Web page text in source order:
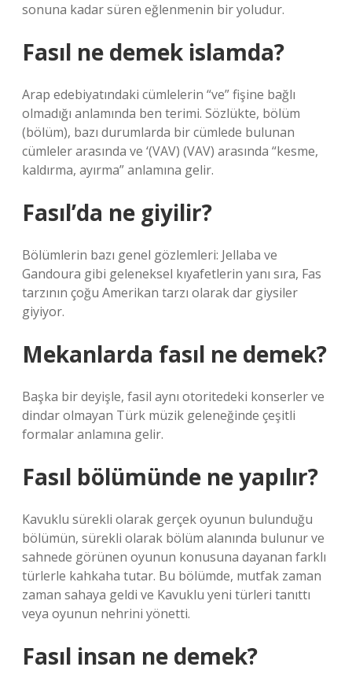
sonuna kadar süren eğlenmenin bir yoludur.
Fasıl ne demek islamda?
Arap edebiyatındaki cümlelerin “ve” fişine bağlı
olmadığı anlamında ben terimi. Sözlükte, bölüm
(bölüm), bazı durumlarda bir cümlede bulunan
cümleler arasında ve ‘(VAV) (VAV) arasında “kesme,
kaldırma, ayırma” anlamına gelir.
Fasıl’da ne giyilir?
Bölümlerin bazı genel gözlemleri: Jellaba ve
Gandoura gibi geleneksel kıyafetlerin yanı sıra, Fas
tarzının çoğu Amerikan tarzı olarak dar giysiler
giyiyor.
Mekanlarda fasıl ne demek?
Başka bir deyişle, fasil aynı otoritedeki konserler ve
dindar olmayan Türk müzik geleneğinde çeşitli
formalar anlamına gelir.
Fasıl bölümünde ne yapılır?
Kavuklu sürekli olarak gerçek oyunun bulunduğu
bölümün, sürekli olarak bölüm alanında bulunur ve
sahnede görünen oyunun konusuna dayanan farklı
türlerle kahkaha tutar. Bu bölümde, mutfak zaman
zaman sahaya geldi ve Kavuklu yeni türleri tanıttı
veya oyunun nehrini yönetti.
Fasıl insan ne demek?